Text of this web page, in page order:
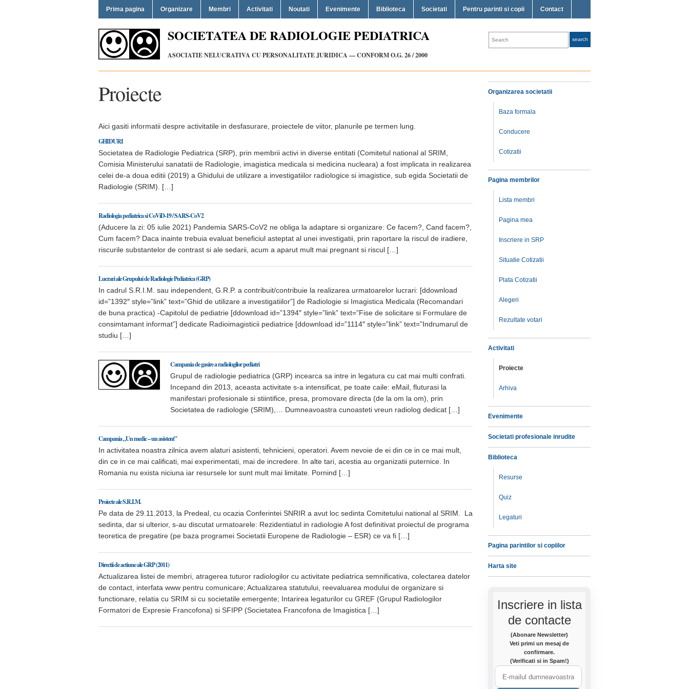
Prima pagina Organizare Membri Activitati Noutati Evenimente Biblioteca Societati Pentru parinti si copii Contact
SOCIETATEA DE RADIOLOGIE PEDIATRICA
ASOCIATIE NELUCRATIVA CU PERSONALITATE JURIDICA — CONFORM O.G. 26 / 2000
Proiecte
Aici gasiti informatii despre activitatile in desfasurare, proiectele de viitor, planurile pe termen lung.
GHIDURI
Societatea de Radiologie Pediatrica (SRP), prin membrii activi in diverse entitati (Comitetul national al SRIM,
Comisia Ministerului sanatatii de Radiologie, imagistica medicala si medicina nucleara) a fost implicata in realizarea
celei de-a doua editii (2019) a Ghidului de utilizare a investigatiilor radiologice si imagistice, sub egida Societatii de
Radiologie (SRIM). […]
Radiologia pediatrica si CoViD-19 / SARS-CoV2
(Aducere la zi: 05 iulie 2021) Pandemia SARS-CoV2 ne obliga la adaptare si organizare: Ce facem?, Cand facem?,
Cum facem? Daca inainte trebuia evaluat beneficiul asteptat al unei investigatii, prin raportare la riscul de iradiere,
riscurile substantelor de contrast si ale sedarii, acum a aparut mult mai pregnant si riscul […]
Lucrari ale Grupului de Radiologie Pediatrica (GRP)
In cadrul S.R.I.M. sau independent, G.R.P. a contribuit/contribuie la realizarea urmatoarelor lucrari: [ddownload
id=”1392″ style=”link” text=”Ghid de utilizare a investigatiilor”] de Radiologie si Imagistica Medicala (Recomandari
de buna practica) -Capitolul de pediatrie [ddownload id=”1394″ style=”link” text=”Fise de solicitare si Formulare de
consimtamant informat”] dedicate Radioimagisticii pediatrice [ddownload id=”1114″ style=”link” text=”Indrumarul de
studiu […]
Campania de gasire a radiologilor pediatri
Grupul de radiologie pediatrica (GRP) incearca sa intre in legatura cu cat mai multi confrati.
Incepand din 2013, aceasta activitate s-a intensificat, pe toate caile: eMail, fluturasi la
manifestari profesionale si stiintifice, presa, promovare directa (de la om la om), prin
Societatea de radiologie (SRIM),… Dumneavoastra cunoasteti vreun radiolog dedicat […]
Campania „Un medic – un asistent”
In activitatea noastra zilnica avem alaturi asistenti, tehnicieni, operatori. Avem nevoie de ei din ce in ce mai mult,
din ce in ce mai calificati, mai experimentati, mai de incredere. In alte tari, acestia au organizatii puternice. In
Romania nu exista niciuna iar resursele lor sunt mult mai limitate. Pornind […]
Proiecte ale S.R.I.M.
Pe data de 29.11.2013, la Predeal, cu ocazia Conferintei SNRIR a avut loc sedinta Comitetului national al SRIM. La
sedinta, dar si ulterior, s-au discutat urmatoarele: Rezidentiatul in radiologie A fost definitivat proiectul de programa
teoretica de pregatire (pe baza programei Societatii Europene de Radiologie – ESR) ce va fi […]
Directii de actiune ale GRP (2011)
Actualizarea listei de membri, atragerea tuturor radiologilor cu activitate pediatrica semnificativa, colectarea datelor
de contact, interfata www pentru comunicare; Actualizarea statutului, reevaluarea modului de organizare si
functionare, relatia cu SRIM si cu societatile emergente; Intarirea legaturilor cu GREF (Grupul Radiologilor
Formatori de Expresie Francofona) si SFIPP (Societatea Francofona de Imagistica […]
Organizarea societatii
Baza formala
Conducere
Cotizatii
Pagina membrilor
Lista membri
Pagina mea
Inscriere in SRP
Situatie Cotizatii
Plata Cotizatii
Alegeri
Rezultate votari
Activitati
Proiecte
Arhiva
Evenimente
Societati profesionale inrudite
Biblioteca
Resurse
Quiz
Legaturi
Pagina parintilor si copiilor
Harta site
Inscriere in lista
de contacte
(Abonare Newsletter)
Veti primi un mesaj de
confirmare.
(Verificati si in Spam!)